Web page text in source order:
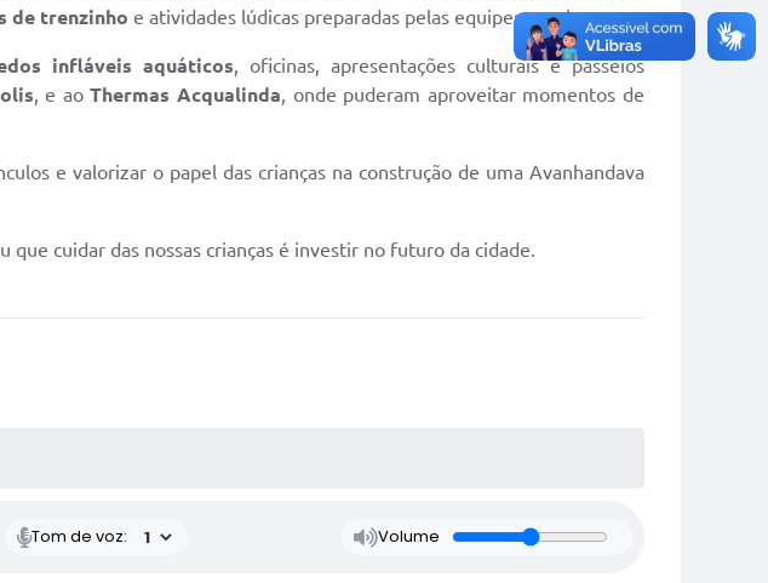
de trenzinho e atividades lúdicas preparadas pelas equipes escolares.
infláveis aquáticos, oficinas, apresentações culturais e passeios
, e aoThermas Acqualinda, onde puderam aproveitar momentos de
e valorizar o papel das crianças na construção de uma Avanhandava
que cuidar das nossas crianças é investir no futuro da cidade.
Tom de voz: Volume